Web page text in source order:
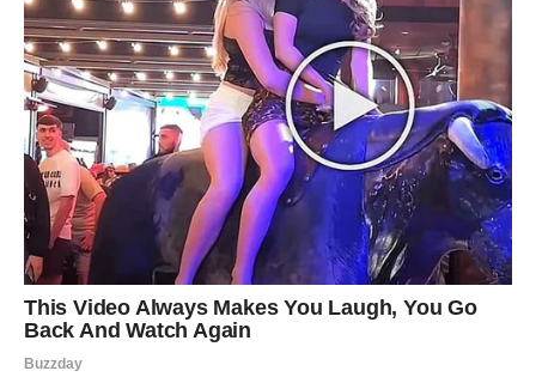
Pred vama je veliki poslovni i finansijski preokret.
Moguće su veoma dobre vijesti koje vam vraćaju vjeru u
uspjeh i sigurniju budućnost.
Sudbina vam donosi ono što zaslužujete
Pred vama su veoma važni trenuci.
STRIJELAC